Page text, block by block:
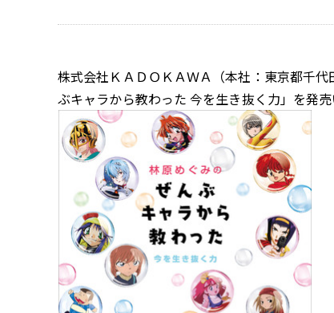
株式会社ＫＡＤＯＫＡＷＡ（本社：東京都千
ぶキャラから教わった 今を生き抜く力」を発売